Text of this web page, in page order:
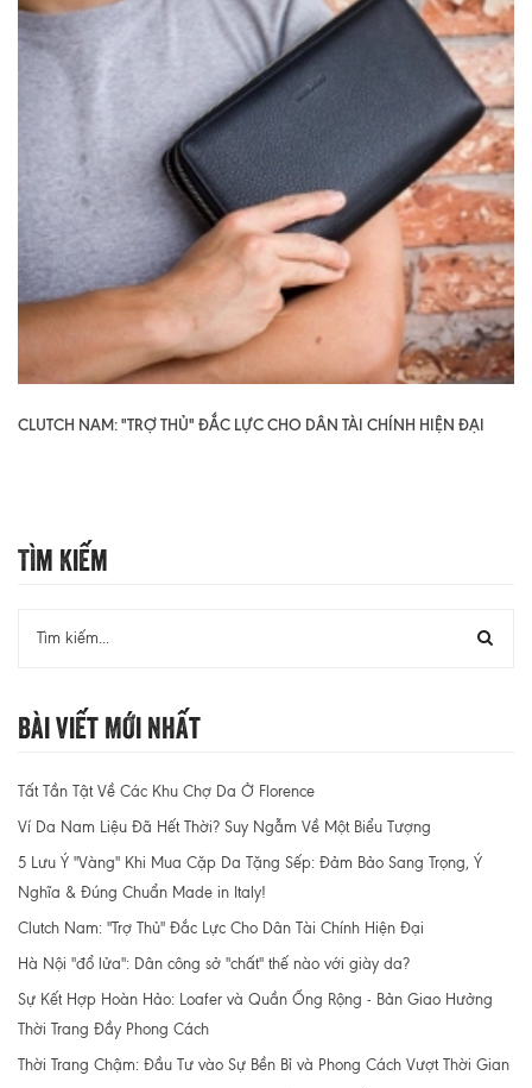
CLUTCH NAM: "TRỢ THỦ" ĐẮC LỰC CHO DÂN TÀI CHÍNH HIỆN ĐẠI
Tìm Kiếm
Bài Viết Mới Nhất
Tất Tần Tật Về Các Khu Chợ Da Ở Florence
Ví Da Nam Liệu Đã Hết Thời? Suy Ngẫm Về Một Biểu Tượng
5 Lưu Ý "Vàng" Khi Mua Cặp Da Tặng Sếp: Đảm Bảo Sang Trọng, Ý
Nghĩa & Đúng Chuẩn Made in Italy!
Clutch Nam: "Trợ Thủ" Đắc Lực Cho Dân Tài Chính Hiện Đại
Hà Nội "đổ lửa": Dân công sở "chất" thế nào với giày da?
Sự Kết Hợp Hoàn Hảo: Loafer và Quần Ống Rộng - Bản Giao Hưởng
Thời Trang Đầy Phong Cách
Thời Trang Chậm: Đầu Tư vào Sự Bền Bỉ và Phong Cách Vượt Thời Gian